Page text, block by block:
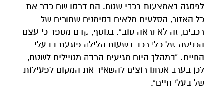
לפסגה באמצעות רכבי שטח. הם דרסו שם כבר את
כל האזור, הסלעים מלאים בסימנים שחורים של
רכבים, זה לא נראה טוב". בנוסף, קדם מספר כי עצם
הכניסה של כלי רכב בשעות הלילה פוגעת בבעלי
החיים: "במהלך היום מגיעים הרבה מטיילים לשטח,
לכן בערב אנחנו רוצים להשאיר את המקום לפעילות
של בעלי חיים".